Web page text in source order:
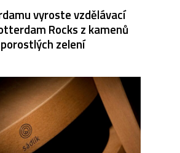
vyroste vzdělávací
Rocks z kamenů
porostlých zelení